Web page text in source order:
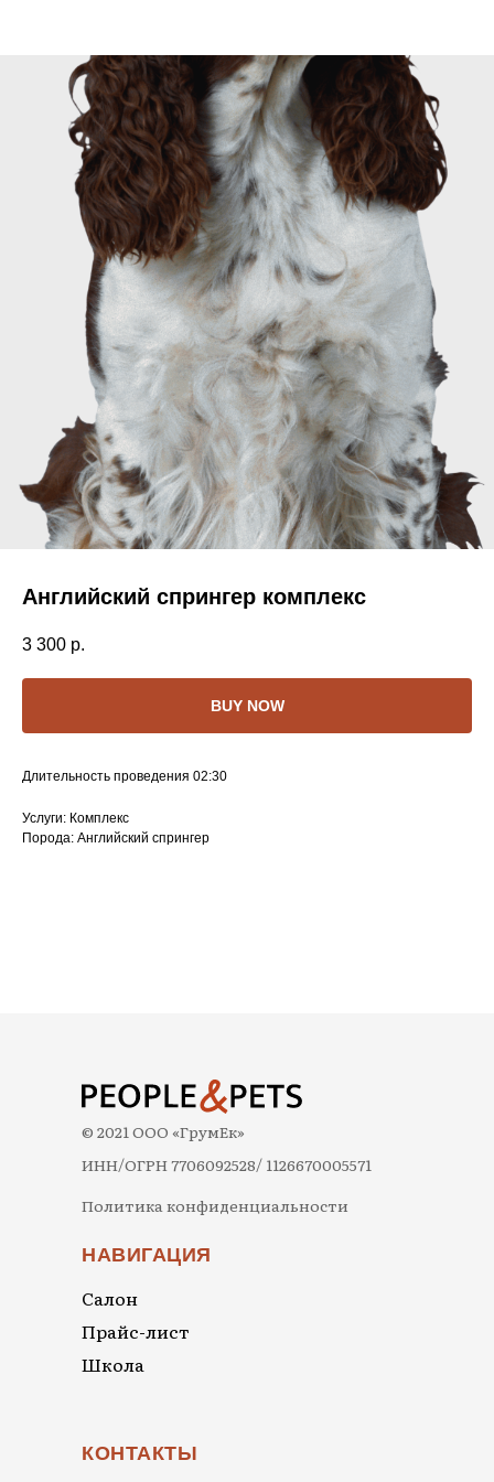
Английский спрингер комплекс
3 300 р.
BUY NOW
Длительность проведения 02:30
Услуги: Комплекс
Порода: Английский спрингер
Политика конфиденциальности
НАВИГАЦИЯ
Салон
Прайс-лист
Школа
КОНТАКТЫ
© 2021 ООО «ГрумЕк»
ИНН/ОГРН 7706092528/ 1126670005571